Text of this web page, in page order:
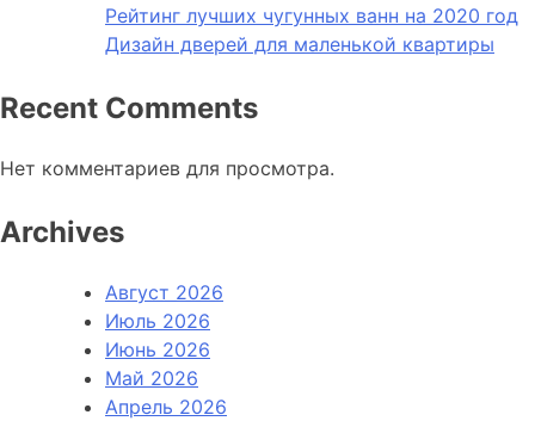
Рейтинг лучших чугунных ванн на 2020 год
Дизайн дверей для маленькой квартиры
Recent Comments
Нет комментариев для просмотра.
Archives
Август 2026
Июль 2026
Июнь 2026
Май 2026
Апрель 2026